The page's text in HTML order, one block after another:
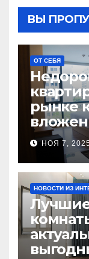
ВЫ
ОТ СЕБЯ
рынке
НОЯ 7,
НОВОСТИ ИЗ